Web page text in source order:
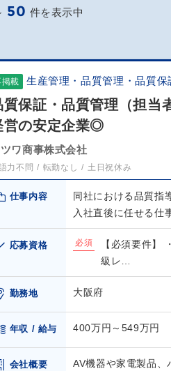
50 件を表示中
掲載 生産管理・品質管理・品質保
質保証・品質管理（担当
営の安定企業◎
ワ商事株式会社
力不問 転勤なし 土日祝休み
仕事内容
同社における品質指
入社直後に任せる仕
応募資格 必須
【必須要件】
級レ…
勤務地 大阪府
年収 / 給与 400万円～549万円
会社概要 AV機器や家電製品